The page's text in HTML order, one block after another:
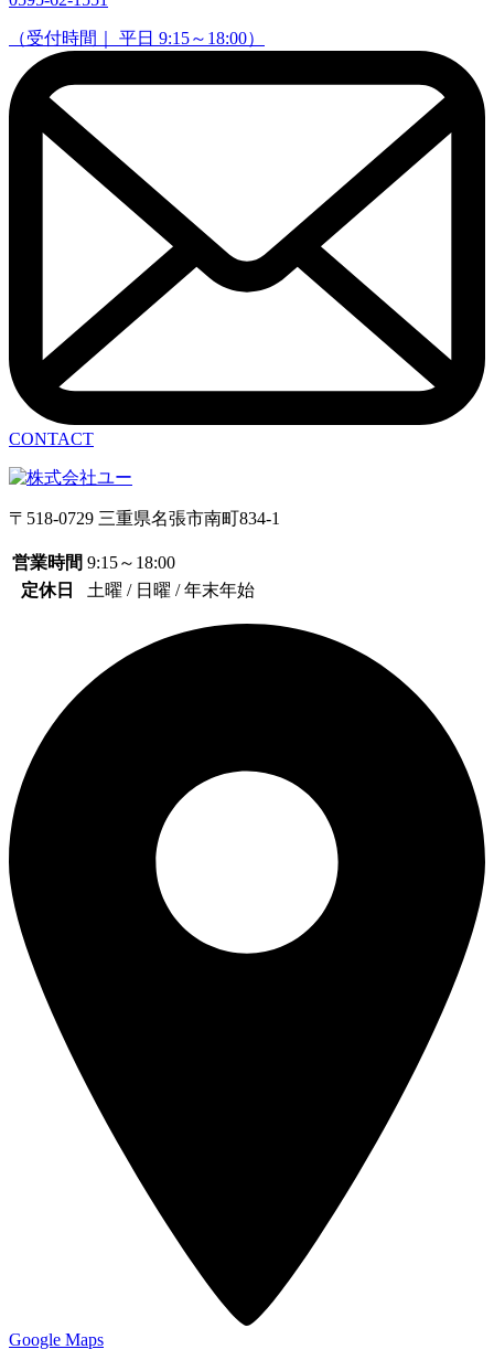
（受付時間｜ 平日 9:15～18:00）
CONTACT
〒518-0729 三重県名張市南町834-1
営業時間 9:15～18:00
定休日
土曜 / 日曜 / 年末年始
Google Maps